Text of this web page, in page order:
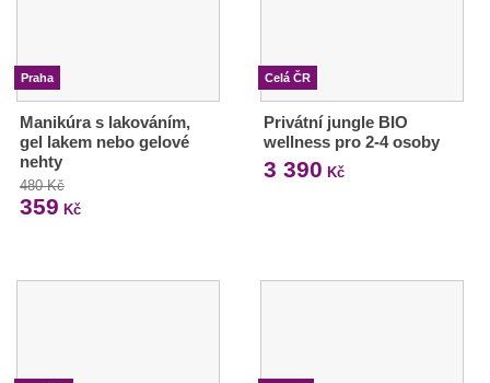
Praha
Manikúra s lakováním,
gel lakem nebo gelové
nehty
480 Kč
359 Kč
Celá ČR
Privátní jungle BIO
wellness pro 2-4 osoby
3 390 Kč